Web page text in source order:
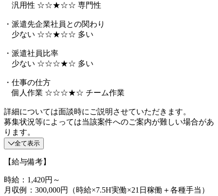
汎用性 ☆☆★☆☆ 専門性
・派遣先企業社員との関わり
少ない ☆☆★☆☆ 多い
・派遣社員比率
少ない ☆☆☆★☆ 多い
・仕事の仕方
個人作業 ☆☆☆★☆ チーム作業
詳細については面談時にご説明させていただきます。
募集状況等によっては当該案件へのご案内が難しい場合があ
ります。
全て表示
【給与備考】
時給：1,420円～
月収例：300,000円（時給×7.5H実働×21日稼働＋各種手当）